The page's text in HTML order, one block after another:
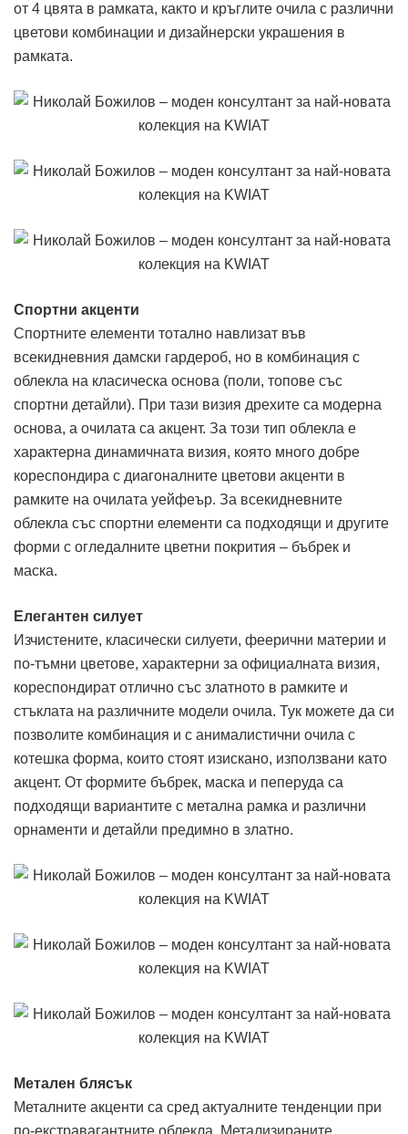
от 4 цвята в рамката, както и кръглите очила с различни
цветови комбинации и дизайнерски украшения в
рамката.
Спортни акценти
Спортните елементи тотално навлизат във
всекидневния дамски гардероб, но в комбинация с
облекла на класическа основа (поли, топове със
спортни детайли). При тази визия дрехите са модерна
основа, а очилата са акцент. За този тип облекла е
характерна динамичната визия, която много добре
кореспондира с диагоналните цветови акценти в
рамките на очилата уейфеър. За всекидневните
облекла със спортни елементи са подходящи и другите
форми с огледалните цветни покрития – бъбрек и
маска.
Елегантен силует
Изчистените, класически силуети, феерични материи и
по-тъмни цветове, характерни за официалната визия,
кореспондират отлично със златното в рамките и
стъклата на различните модели очила. Тук можете да си
позволите комбинация и с анималистични очила с
котешка форма, които стоят изискано, използвани като
акцент. От формите бъбрек, маска и пеперуда са
подходящи вариантите с метална рамка и различни
орнаменти и детайли предимно в златно.
Метален блясък
Металните акценти са сред актуалните тенденции при